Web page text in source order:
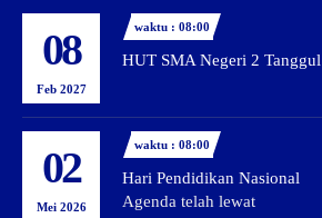
08
Feb 2027
waktu : 08:00
HUT SMA Negeri 2 Tanggul
02
Mei 2026
waktu : 08:00
Hari Pendidikan Nasional
Agenda telah lewat